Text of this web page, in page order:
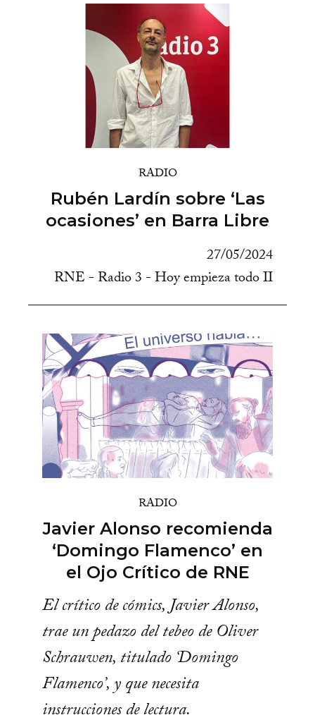
RADIO
Rubén Lardín sobre ‘Las
ocasiones’ en Barra Libre
27/05/2024
RNE - Radio 3 - Hoy empieza todo II
RADIO
Javier Alonso recomienda
‘Domingo Flamenco’ en
el Ojo Crítico de RNE
El crítico de cómics, Javier Alonso,
trae un pedazo del tebeo de Oliver
Schrauwen, titulado ‘Domingo
Flamenco’, y que necesita
instrucciones de lectura.